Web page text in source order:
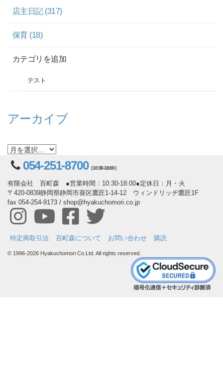
店主日記 (317)
保育 (18)
カテゴリを追加
テスト
アーカイブ
054-251-8700（10:30-18:00）
有限会社 百町森 ●営業時間：10:30-18:00●定休日：月・火
〒420-0839静岡県静岡市葵区鷹匠1-14-12 ウィンドリッヂ鷹匠1F
fax 054-254-9173 / shop@hyakuchomori.co.jp
特定商取引法 百町森について お問い合わせ 購読
© 1996-2026 Hyakuchomori Co.Ltd. All rights reserved.